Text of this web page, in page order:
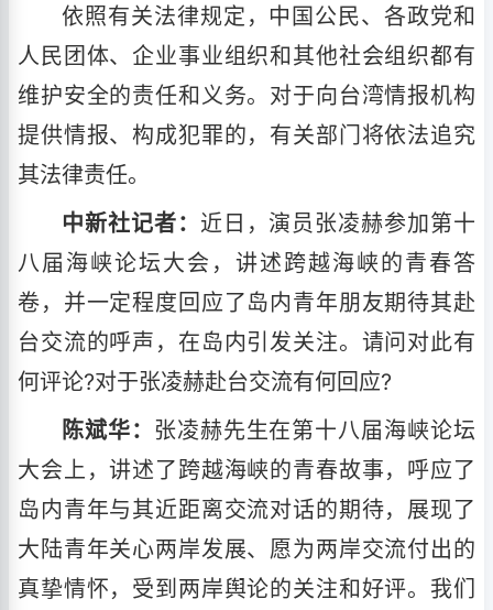
依照有关法律规定，中国公民、各政党和
人民团体、企业事业组织和其他社会组织都有
维护安全的责任和义务。对于向台湾情报机构
提供情报、构成犯罪的，有关部门将依法追究
其法律责任。
中新社记者： 近日，演员张凌赫参加第十
八届海峡论坛大会，讲述跨越海峡的青春答
卷，并一定程度回应了岛内青年朋友期待其赴
台交流的呼声，在岛内引发关注。请问对此有
何评论?对于张凌赫赴台交流有何回应?
陈斌华： 张凌赫先生在第十八届海峡论坛
大会上，讲述了跨越海峡的青春故事，呼应了
岛内青年与其近距离交流对话的期待，展现了
大陆青年关心两岸发展、愿为两岸交流付出的
真挚情怀，受到两岸舆论的关注和好评。我们